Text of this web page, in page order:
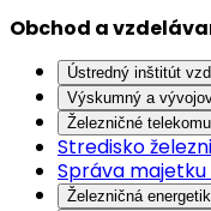
Obchod a
Ústredný inštitút
Výskumný a
Železničné
Stredisko
Správa majetku
Železničná